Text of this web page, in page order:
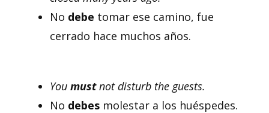
No debe tomar ese camino, fue
cerrado hace muchos años.
You mustnot disturb the guests.
No debesmolestar a los huéspedes.